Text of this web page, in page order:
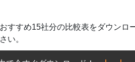
すすめ15社分の比較表をダウンロ
い。